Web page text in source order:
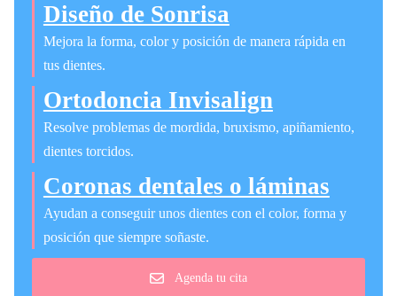
Diseño de Sonrisa
Mejora la forma, color y posición de manera rápida en
tus dientes.
Ortodoncia Invisalign
Resolve problemas de mordida, bruxismo, apiñamiento,
dientes torcidos.
Coronas dentales o láminas
Ayudan a conseguir unos dientes con el color, forma y
posición que siempre soñaste.
Agenda tu cita